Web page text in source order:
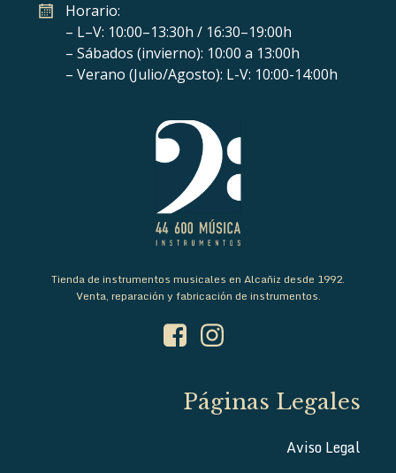
Horario:
– L–V: 10:00–13:30h / 16:30–19:00h
– Sábados (invierno): 10:00 a 13:00h
– Verano (Julio/Agosto): L-V: 10:00-14:00h
Tienda de instrumentos musicales en Alcañiz desde 1992.
Venta, reparación y fabricación de instrumentos.
Páginas Legales
Aviso Legal